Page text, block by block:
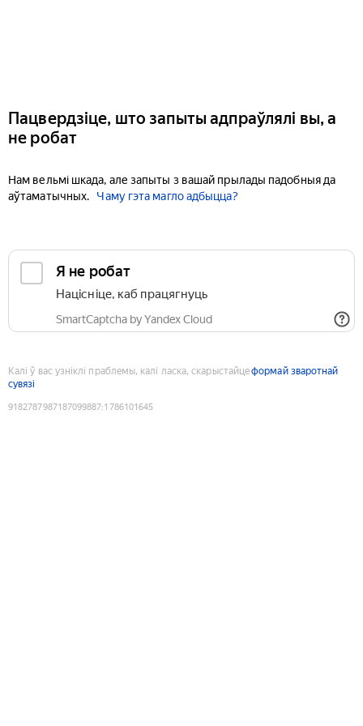
Пацвердзіце, што запыты адпраўлялі вы, а
не робат
Нам вельмі шкада, але запыты з вашай прылады падобныя да
аўтаматычных.
Чаму гэта магло адбыцца?
Я не робат
Націсніце, каб працягнуць
SmartCaptcha by Yandex Cloud
Калі ў вас узніклі праблемы, калі ласка, скарыстайцеформай зваротнай
сувязі
9182787987187099887:1786101645